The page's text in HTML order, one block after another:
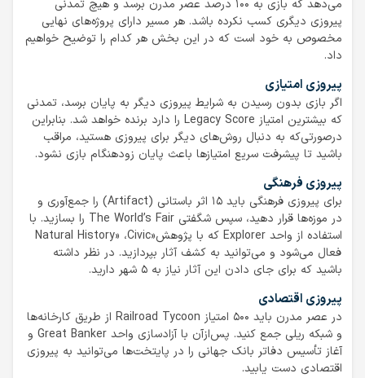
می‌دهد که بازی به ۱۰۰ درصد عصر مدرن برسد و هیچ تمدنی
پیروزی دیگری کسب نکرده باشد. هر مسیر دارای پروژه‌های نهایی
مخصوص به خود است که در این بخش هر کدام را توضیح خواهیم
داد.
پیروزی امتیازی
اگر بازی بدون رسیدن به شرایط پیروزی دیگر به پایان برسد، تمدنی
که بیشترین امتیاز Legacy Score را دارد برنده خواهد شد. بنابراین
درصورتی‌که به دنبال روش‌های دیگر برای پیروزی هستید، مراقب
باشید تا پیشرفت سریع امتیازها باعث پایان زودهنگام بازی نشود.
پیروزی فرهنگی
برای پیروزی فرهنگی باید ۱۵ اثر باستانی (Artifact) را جمع‌آوری و
در موزه‌ها قرار دهید، سپس شگفتی The World’s Fair را بسازید. با
استفاده از واحد Explorer که با پژوهش«Natural History» ،Civic
فعال می‌شود و می‌توانید به کشف آثار بپردازید. در نظر داشته
باشید که برای جای دادن این آثار نیاز به ۵ شهر دارید.
پیروزی اقتصادی
در عصر مدرن باید ۵۰۰ امتیاز Railroad Tycoon از طریق کارخانه‌ها
و شبکه ریلی جمع کنید. پس‌ازآن با آزادسازی واحد Great Banker و
آغاز تأسیس دفاتر بانک جهانی را در پایتخت‌ها می‌توانید به پیروزی
اقتصادی دست یابید.